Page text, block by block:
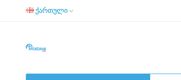
ქართული